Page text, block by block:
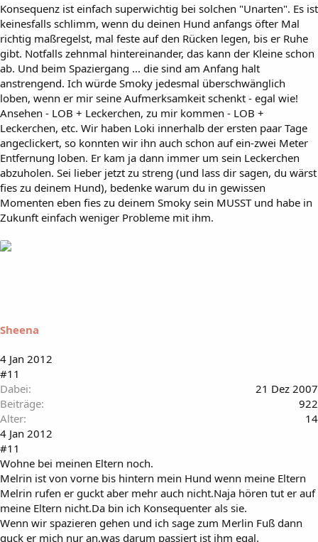
Konsequenz ist einfach superwichtig bei solchen "Unarten". Es ist
keinesfalls schlimm, wenn du deinen Hund anfangs öfter Mal
richtig maßregelst, mal feste auf den Rücken legen, bis er Ruhe
gibt. Notfalls zehnmal hintereinander, das kann der Kleine schon
ab. Und beim Spaziergang ... die sind am Anfang halt
anstrengend. Ich würde Smoky jedesmal überschwänglich
loben, wenn er mir seine Aufmerksamkeit schenkt - egal wie!
Ansehen - LOB + Leckerchen, zu mir kommen - LOB +
Leckerchen, etc. Wir haben Loki innerhalb der ersten paar Tage
angeclickert, so konnten wir ihn auch schon auf ein-zwei Meter
Entfernung loben. Er kam ja dann immer um sein Leckerchen
abzuholen. Sei lieber jetzt zu streng (und lass dir sagen, du wärst
fies zu deinem Hund), bedenke warum du in gewissen
Momenten eben fies zu deinem Smoky sein MUSST und habe in
Zukunft einfach weniger Probleme mit ihm.
Sheena
4 Jan 2012
#11
Dabei
21 Dez 2007
Beiträge
922
Alter
14
4 Jan 2012
#11
Wohne bei meinen Eltern noch.
Melrin ist von vorne bis hintern mein Hund wenn meine Eltern
Melrin rufen er guckt aber mehr auch nicht.Naja hören tut er auf
meine Eltern nicht.Da bin ich Konsequenter als sie.
Wenn wir spazieren gehen und ich sage zum Merlin Fuß dann
guck er mich nur an.was darum passiert ist ihm egal.